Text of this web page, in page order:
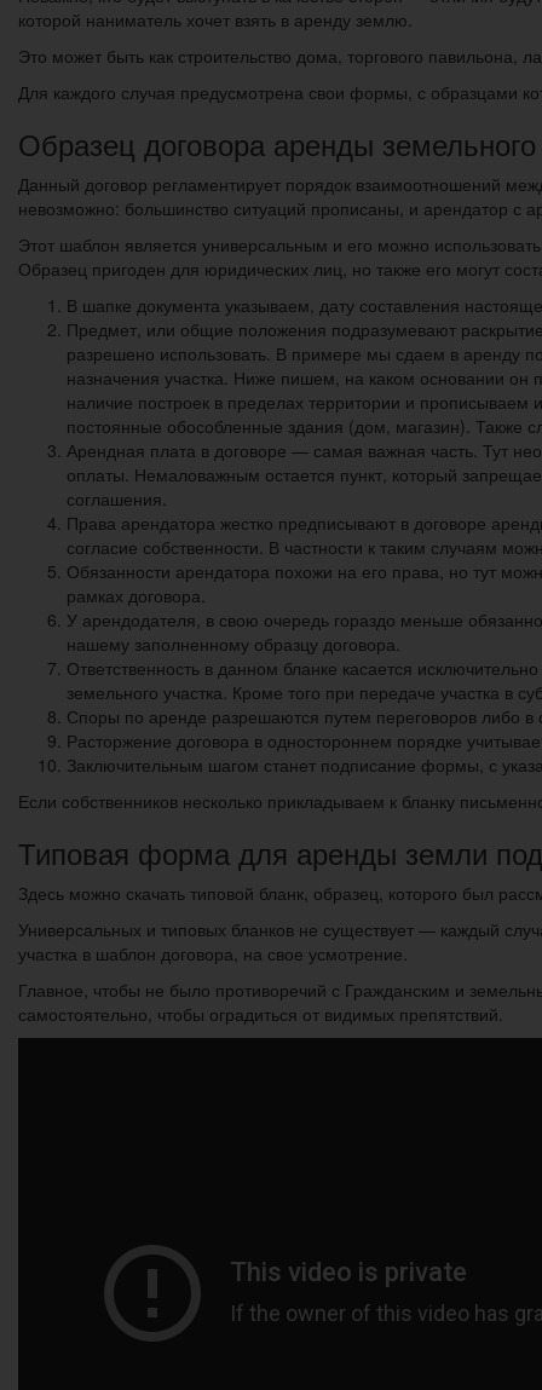
которой наниматель хочет взять в аренду землю.
Это может быть как строительство дома, торгового
Для каждого случая предусмотрена свои формы, с образцами
Образец договора аренды земельного
Данный договор регламентирует порядок взаимоотношений
невозможно: большинство ситуаций прописаны, и арендатор
Этот шаблон является универсальным и его можно
Образец пригоден для юридических лиц, но также его могут
В шапке документа указываем, дату составления
Предмет, или общие положения подразумевают
разрешено использовать. В примере мы сдаем в аренду
назначения участка. Ниже пишем, на каком основании
наличие построек в пределах территории и прописываем
постоянные обособленные здания (дом, магазин). Также
Арендная плата в договоре — самая важная часть. Тут
оплаты. Немаловажным остается пункт, который
соглашения.
Права арендатора жестко предписывают в договоре
согласие собственности. В частности к таким случаям
Обязанности арендатора похожи на его права, но тут
рамках договора.
У арендодателя, в свою очередь гораздо меньше
нашему заполненному образцу договора.
Ответственность в данном бланке касается
земельного участка. Кроме того при передаче участка в
Споры по аренде разрешаются путем переговоров либо в
Расторжение договора в одностороннем порядке
Заключительным шагом станет подписание формы, с
Если собственников несколько прикладываем к бланку
Типовая форма для аренды земли под
Здесь можно скачать типовой бланк, образец, которого был
Универсальных и типовых бланков не существует — каждый
участка в шаблон договора, на свое усмотрение.
Главное, чтобы не было противоречий с Гражданским и
самостоятельно, чтобы оградиться от видимых препятствий.